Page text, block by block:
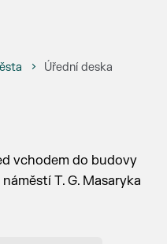
Úřední deska
vchodem do budovy
T. G. Masaryka